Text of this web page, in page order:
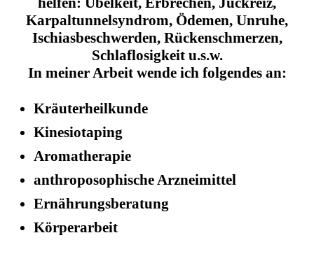
Karpaltunnelsyndrom, Ödemen, Unruhe,
Ischiasbeschwerden, Rückenschmerzen,
Schlaflosigkeit u.s.w.
In meiner Arbeit wende ich folgendes an:
Kräuterheilkunde
Kinesiotaping
Aromatherapie
anthroposophische Arzneimittel
Ernährungsberatung
Körperarbeit